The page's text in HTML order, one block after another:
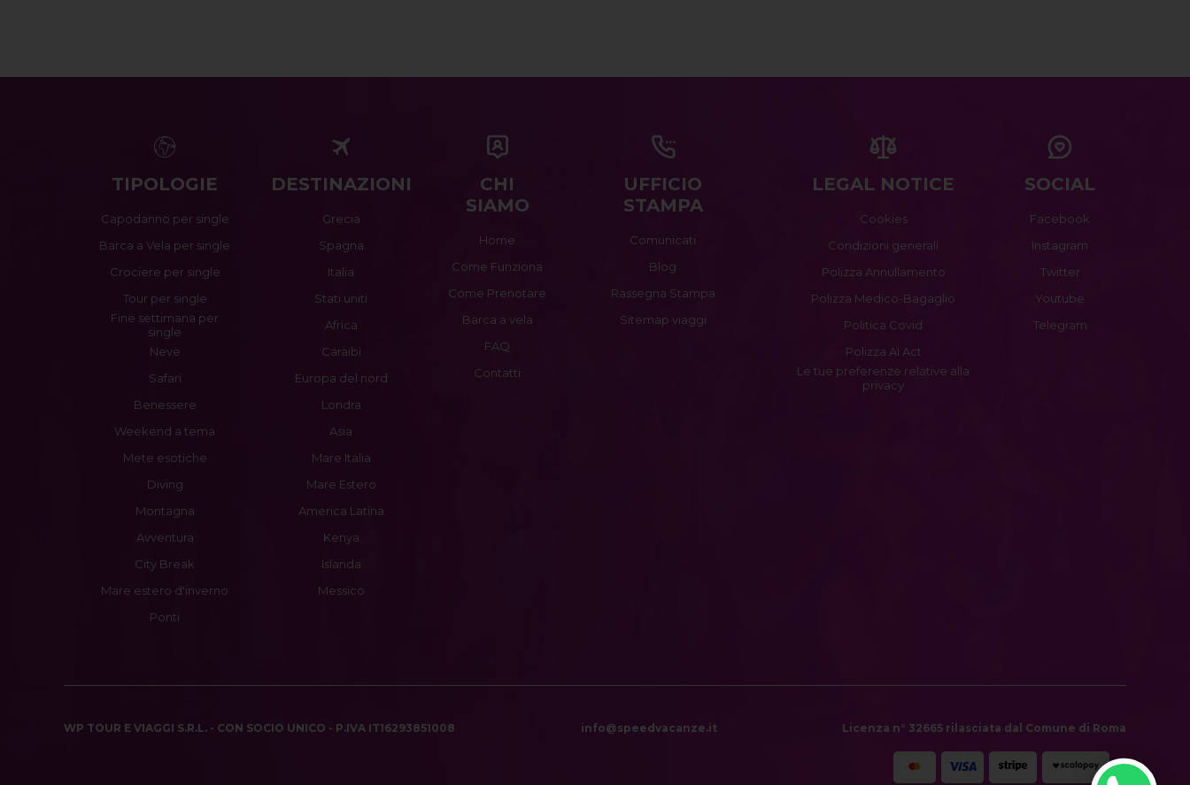
TIPOLOGIE
Capodanno per single
Barca a Vela per single
Crociere per single
Tour per single
Fine settimana per
single
Neve
Safari
Benessere
Weekend a tema
Mete esotiche
Diving
Montagna
Avventura
City Break
Mare estero d'inverno
Ponti
DESTINAZIONI
Grecia
Spagna
Italia
Stati uniti
Africa
Caraibi
Europa del nord
Londra
Asia
Mare Italia
Mare Estero
America Latina
Kenya
Islanda
Messico
CHI
SIAMO
Home
Come Funziona
Come Prenotare
Barca a vela
FAQ
Contatti
UFFICIO
STAMPA
Comunicati
Blog
Rassegna Stampa
Sitemap viaggi
LEGAL NOTICE
Cookies
Condizioni generali
Polizza Annullamento
Polizza Medico-Bagaglio
Politica Covid
Polizza AI Act
Le tue preferenze relative alla
privacy
SOCIAL
Facebook
Instagram
Twitter
Youtube
Telegram
WP TOUR E VIAGGI S.R.L. - CON SOCIO UNICO - P.IVA IT16293851008 info@speedvacanze.it Licenza n° 32665 rilasciata dal Comune di Roma